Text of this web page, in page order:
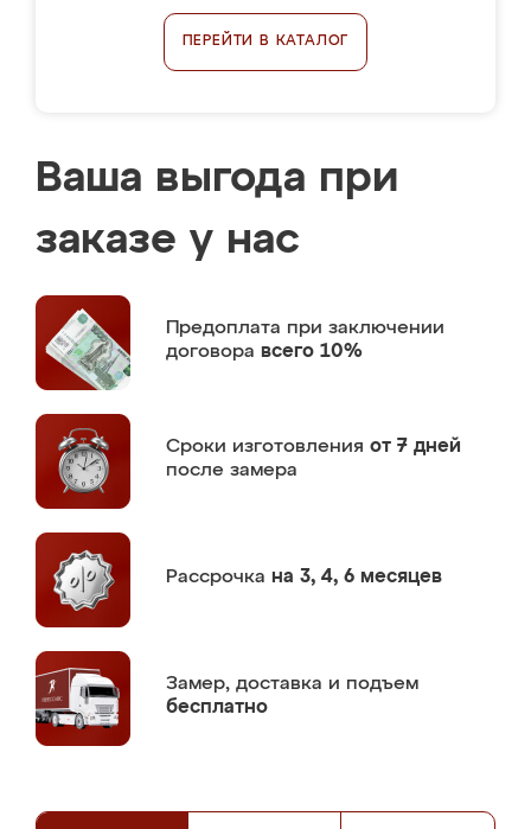
ПЕРЕЙТИ В КАТАЛОГ
Ваша выгода при
заказе у нас
Предоплата при заключении
договора всего 10%
Сроки изготовления от 7 дней
после замера
Рассрочка на 3, 4, 6 месяцев
Замер, доставка и подъем
бесплатно